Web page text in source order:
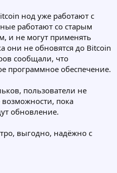
нод уже работают с
работают со старым
и не могут применять
они не обновятся до Bitcoin
сообщали, что
программное обеспечение.
пользователи не
пока
обновление.
выгодно, надёжно с